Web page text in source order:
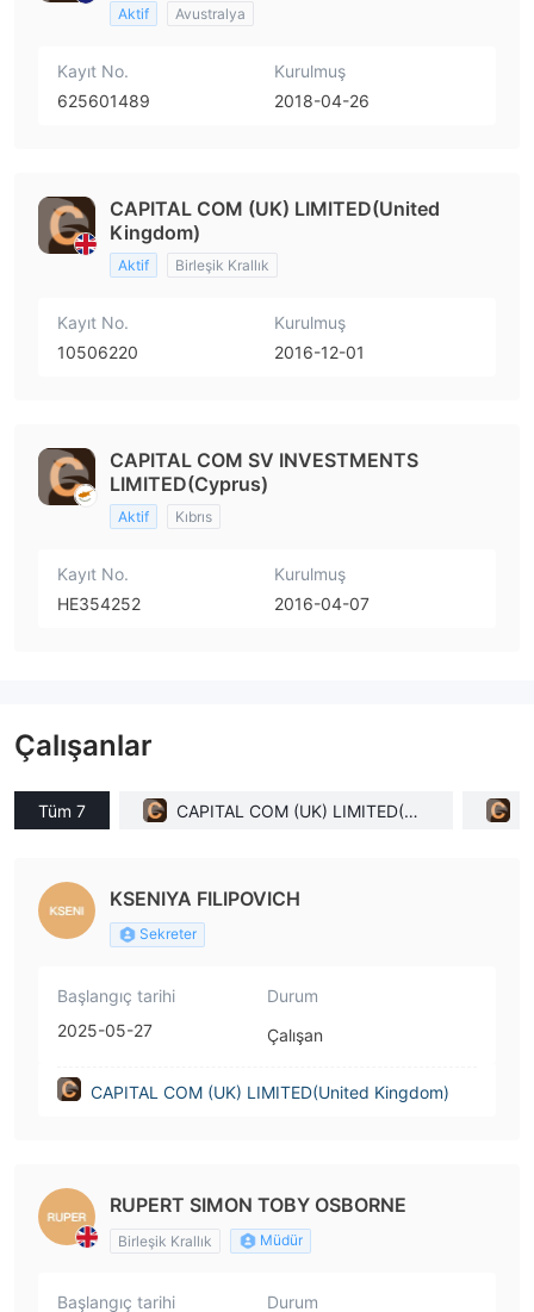
Aktif Avustralya
Kayıt No.
625601489
Kurulmuş
2018-04-26
CAPITAL COM (UK) LIMITED(United
Kingdom)
Aktif Birleşik Krallık
Kayıt No.
10506220
Kurulmuş
2016-12-01
CAPITAL COM SV INVESTMENTS
LIMITED(Cyprus)
Aktif Kıbrıs
Kayıt No.
HE354252
Kurulmuş
2016-04-07
Çalışanlar
Tüm 7
CAPITAL COM (UK) LIMITED(Uni
KSENIYA FILIPOVICH
Sekreter
Başlangıç tarihi
2025-05-27
Durum
Çalışan
CAPITAL COM (UK) LIMITED(United Kingdom)
RUPERT SIMON TOBY OSBORNE
Birleşik Krallık Müdür
Başlangıç tarihi Durum